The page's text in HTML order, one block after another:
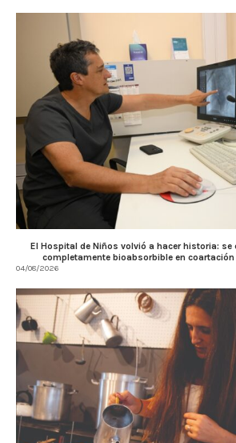
El Hospital de Niños volvió a hacer historia: se
completamente bioabsorbible en coartación
04/08/2026